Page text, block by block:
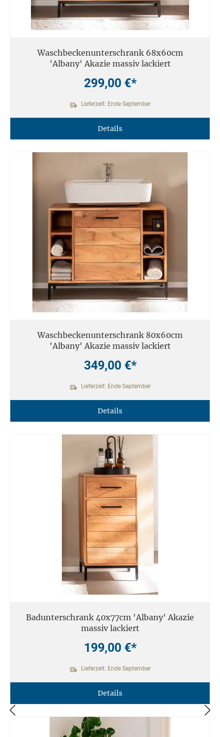
Waschbeckenunterschrank 68x60cm
'Albany' Akazie massiv lackiert
299,00 €*
Lieferzeit: Ende September
Details
Waschbeckenunterschrank 80x60cm
'Albany' Akazie massiv lackiert
349,00 €*
Lieferzeit: Ende September
Details
Badunterschrank 40x77cm 'Albany' Akazie
massiv lackiert
199,00 €*
Lieferzeit: Ende September
Details